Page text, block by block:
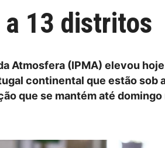
13 distritos
Atmosfera (IPMA) elevou hoje
continental que estão sob
que se mantém até domingo